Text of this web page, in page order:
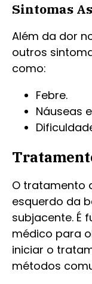
Sintomas
Além da dor
outros
como:
Febre.
Náuseas
O tratamento
esquerdo da
subjacente. É
médico para
iniciar o
métodos